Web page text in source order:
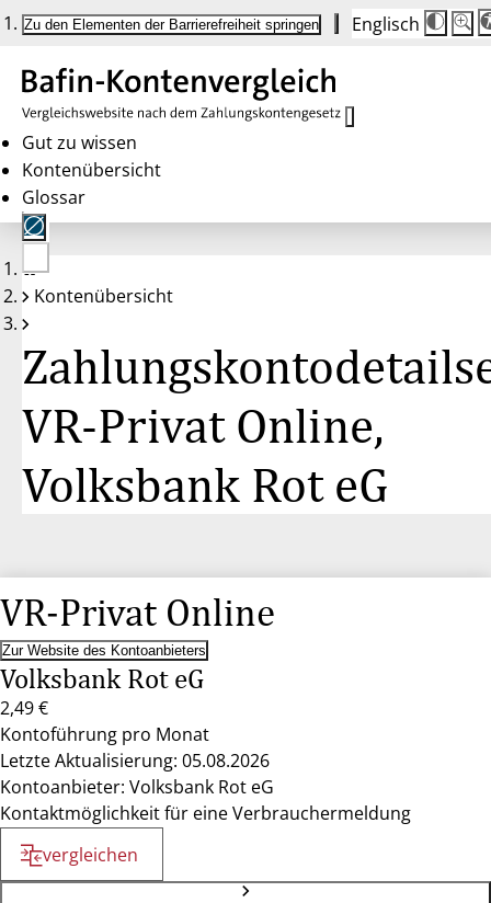
Zu den Elementen der Barrierefreiheit springen Englisch
Die
auf
100
100
Gut zu wissen
Kontenübersicht
Glossar
Keine
Konten
Kontenübersicht
VR-Privat Online,
Volksbank Rot eG
VR-Privat Online
Zur Website des Kontoanbieters
Volksbank Rot eG
2,49 €
Kontoführung pro Monat
Letzte Aktualisierung: 05.08.2026
Kontoanbieter: Volksbank Rot eG
Kontaktmöglichkeit für eine Verbrauchermeldung
vergleichen